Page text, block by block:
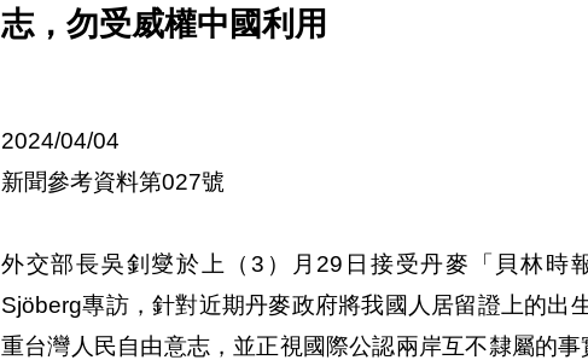
志，勿受威權中國利用
2024/04/04
新聞參考資料第027號
外交部長吳釗燮於上（3）月29日接受丹麥「貝林時
Sjöberg專訪，針對近期丹麥政府將我國人居留證上的出
重台灣人民自由意志，並正視國際公認兩岸互不隸屬的